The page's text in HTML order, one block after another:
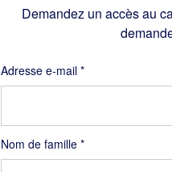
Nom de famille *
Demandez un accès au
Adresse e-mail *Obligatoire